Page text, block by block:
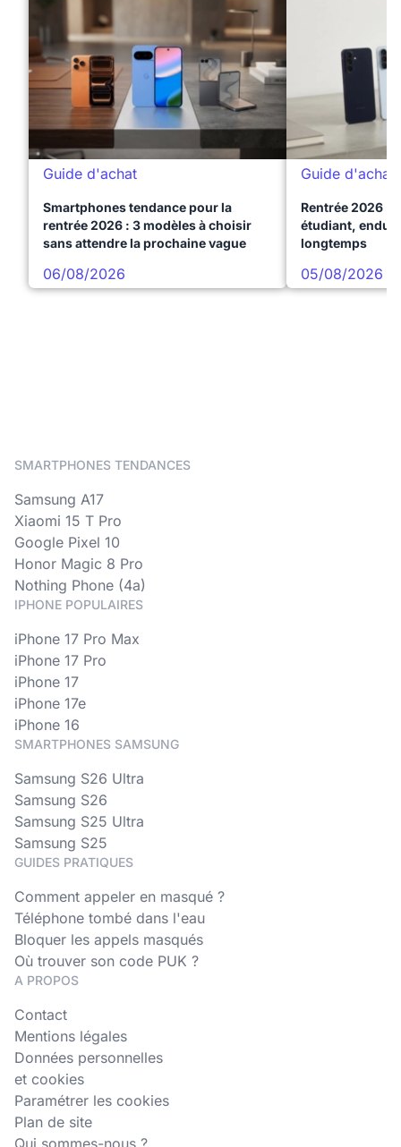
Guide d'achat
Smartphones tendance pour la
rentrée 2026 : 3 modèles à choisir
sans attendre la prochaine vague
06/08/2026
Guide d'achat
Rentrée 2026 :
étudiant,
longtemps
05/08/2026
SMARTPHONES TENDANCES
Samsung A17
Xiaomi 15 T Pro
Google Pixel 10
Honor Magic 8 Pro
Nothing Phone (4a)
IPHONE POPULAIRES
iPhone 17 Pro Max
iPhone 17 Pro
iPhone 17
iPhone 17e
iPhone 16
SMARTPHONES SAMSUNG
Samsung S26 Ultra
Samsung S26
Samsung S25 Ultra
Samsung S25
GUIDES PRATIQUES
Comment appeler en masqué ?
Téléphone tombé dans l'eau
Bloquer les appels masqués
Où trouver son code PUK ?
A PROPOS
Contact
Mentions légales
Données personnelles
et cookies
Paramétrer les cookies
Plan de site